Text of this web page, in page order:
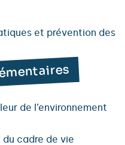
et prévention des
de l’environnement
cadre de vie